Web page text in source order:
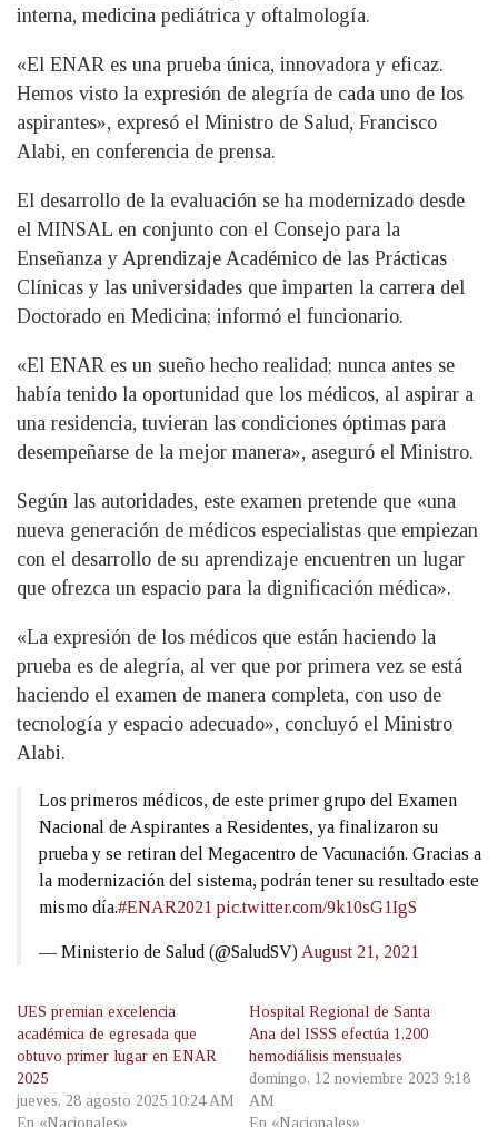
interna, medicina pediátrica y oftalmología.
«El ENAR es una prueba única, innovadora y eficaz.
Hemos visto la expresión de alegría de cada uno de los
aspirantes», expresó el Ministro de Salud, Francisco
Alabi, en conferencia de prensa.
El desarrollo de la evaluación se ha modernizado desde
el MINSAL en conjunto con el Consejo para la
Enseñanza y Aprendizaje Académico de las Prácticas
Clínicas y las universidades que imparten la carrera del
Doctorado en Medicina; informó el funcionario.
«El ENAR es un sueño hecho realidad; nunca antes se
había tenido la oportunidad que los médicos, al aspirar a
una residencia, tuvieran las condiciones óptimas para
desempeñarse de la mejor manera», aseguró el Ministro.
Según las autoridades, este examen pretende que «una
nueva generación de médicos especialistas que empiezan
con el desarrollo de su aprendizaje encuentren un lugar
que ofrezca un espacio para la dignificación médica».
«La expresión de los médicos que están haciendo la
prueba es de alegría, al ver que por primera vez se está
haciendo el examen de manera completa, con uso de
tecnología y espacio adecuado», concluyó el Ministro
Alabi.
Los primeros médicos, de este primer grupo del Examen
Nacional de Aspirantes a Residentes, ya finalizaron su
prueba y se retiran del Megacentro de Vacunación. Gracias a
la modernización del sistema, podrán tener su resultado este
mismo día.#ENAR2021 pic.twitter.com/9k10sG1IgS
— Ministerio de Salud (@SaludSV) August 21, 2021
UES premian excelencia
académica de egresada que
obtuvo primer lugar en ENAR
2025
jueves, 28 agosto 2025 10:24 AM
En «Nacionales»
Hospital Regional de Santa
Ana del ISSS efectúa 1,200
hemodiálisis mensuales
domingo, 12 noviembre 2023 9:18
AM
En «Nacionales»